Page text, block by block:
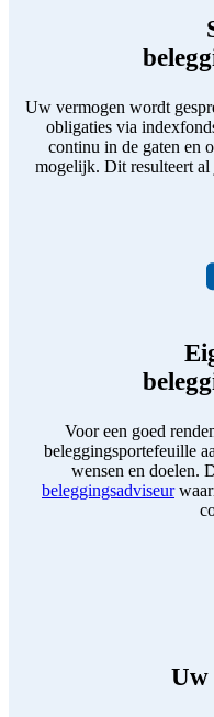
Uw vermogen wordt
obligaties via
continu in de gaten en
mogelijk. Dit resulteert al
Voor een goed
beleggingsportefeuille
wensen en doelen.
beleggingsadviseur
Uw